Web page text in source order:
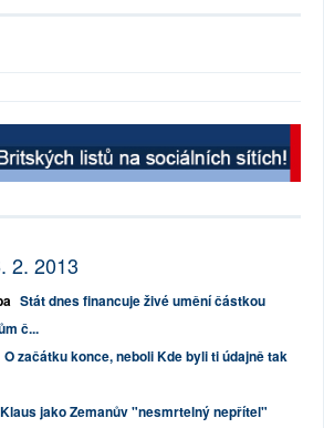
2. 2013
Stát dnes financuje živé umění částkou
č...
O začátku konce, neboli Kde byli ti údajně tak
Klaus jako Zemanův "nesmrtelný nepřítel"